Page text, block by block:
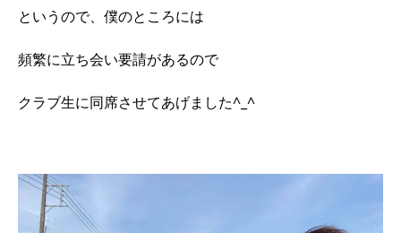
というので、僕のところには
頻繁に立ち会い要請があるので
クラブ生に同席させてあげました^_^